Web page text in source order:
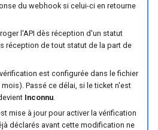
du webhook si celui-ci en retourne
l'API dès réception d'un statut
réception de tout statut de la part de
est configurée dans le fichier
Passé ce délai, si le ticket n'est
Inconnu.
mise à jour pour activer la vérification
déclarés avant cette modification ne